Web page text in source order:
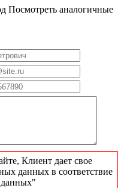
Посмотреть аналогичные
Клиент дает свое
данных в соответствие